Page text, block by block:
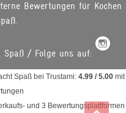
Bewertungen für Kochen
Spaß / Folge uns auf:
Spaß bei Trustami: 4.99 / 5.00 mit
und 3 Bewertungsplattformen